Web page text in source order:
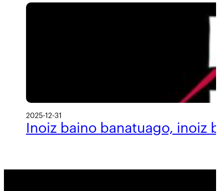
2025-12-31
Inoiz baino banatuago, inoiz